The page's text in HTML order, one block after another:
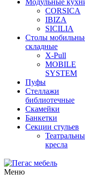
Модульные
CORSICA
IBIZA
SICILIA
Столы
складные
X-Pull
MOBILE
SYSTEM
Пуфы
Стеллажи
библиотечные
Скамейки
Банкетки
Секции стульев
кресла
Меню